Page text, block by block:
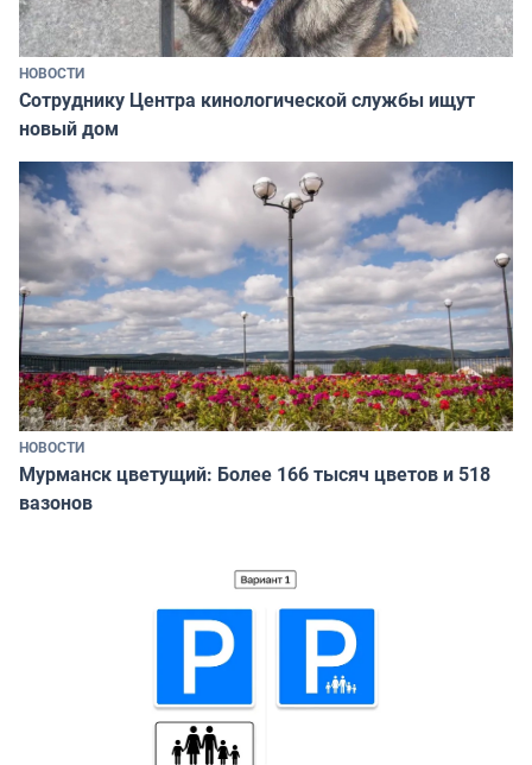
НОВОСТИ
Сотруднику Центра кинологической службы ищут
новый дом
НОВОСТИ
Мурманск цветущий: Более 166 тысяч цветов и 518
вазонов